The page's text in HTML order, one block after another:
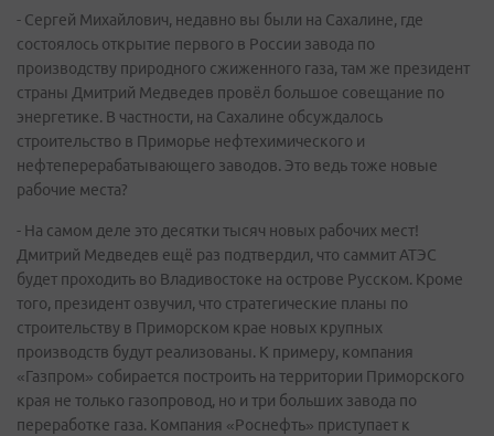
- Сергей Михайлович, недавно вы были на Сахалине, где
состоялось открытие первого в России завода по
производству природного сжиженного газа, там же президент
страны Дмитрий Медведев провёл большое совещание по
энергетике. В частности, на Сахалине обсуждалось
строительство в Приморье нефтехимического и
нефтеперерабатывающего заводов. Это ведь тоже новые
рабочие места?
- На самом деле это десятки тысяч новых рабочих мест!
Дмитрий Медведев ещё раз подтвердил, что саммит АТЭС
будет проходить во Владивостоке на острове Русском. Кроме
того, президент озвучил, что стратегические планы по
строительству в Приморском крае новых крупных
производств будут реализованы. К примеру, компания
«Газпром» собирается построить на территории Приморского
края не только газопровод, но и три больших завода по
переработке газа. Компания «Роснефть» приступает к